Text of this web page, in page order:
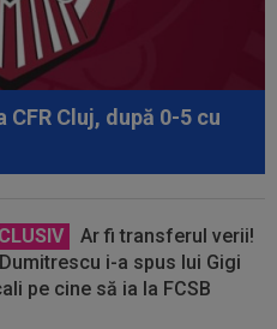
Cluj, după 0-5 cu
Ar fi transferul verii!
i-a spus lui Gigi
pe cine să ia la FCSB